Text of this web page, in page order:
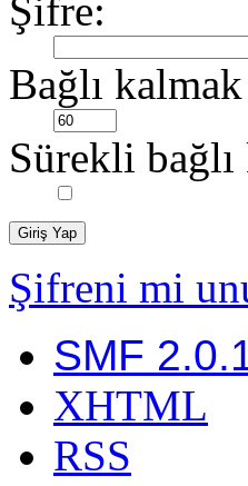
Şifre:
Bağlı
Sürekli bağlı
Şifreni mi
SMF
XHTML
RSS